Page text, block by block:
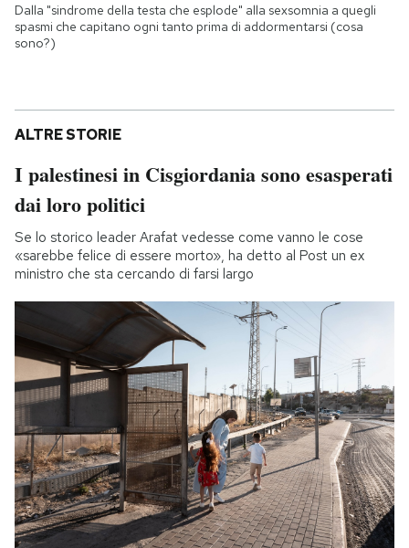
Dalla "sindrome della testa che esplode" alla sexsomnia a quegli
spasmi che capitano ogni tanto prima di addormentarsi (cosa
sono?)
ALTRE STORIE
I palestinesi in Cisgiordania sono esasperati
dai loro politici
Se lo storico leader Arafat vedesse come vanno le cose
«sarebbe felice di essere morto», ha detto al Post un ex
ministro che sta cercando di farsi largo